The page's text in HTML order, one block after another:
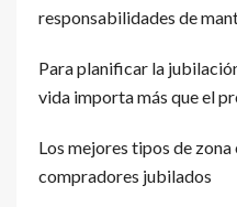
responsabilidades de
Para planificar la
vida importa más que el
Los mejores tipos de zona
compradores jubilados